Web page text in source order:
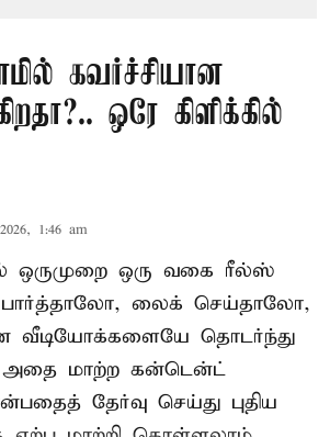
கவர்ச்சியான
ஒரே கிளிக்கில்
1:46 am
ஒருமுறை ஒரு வகை ரீல்ஸ்
லைக் செய்தாலோ,
வீடியோக்களையே தொடர்ந்து
அதை மாற்ற கன்டென்ட்
தேர்வு செய்து புதிய